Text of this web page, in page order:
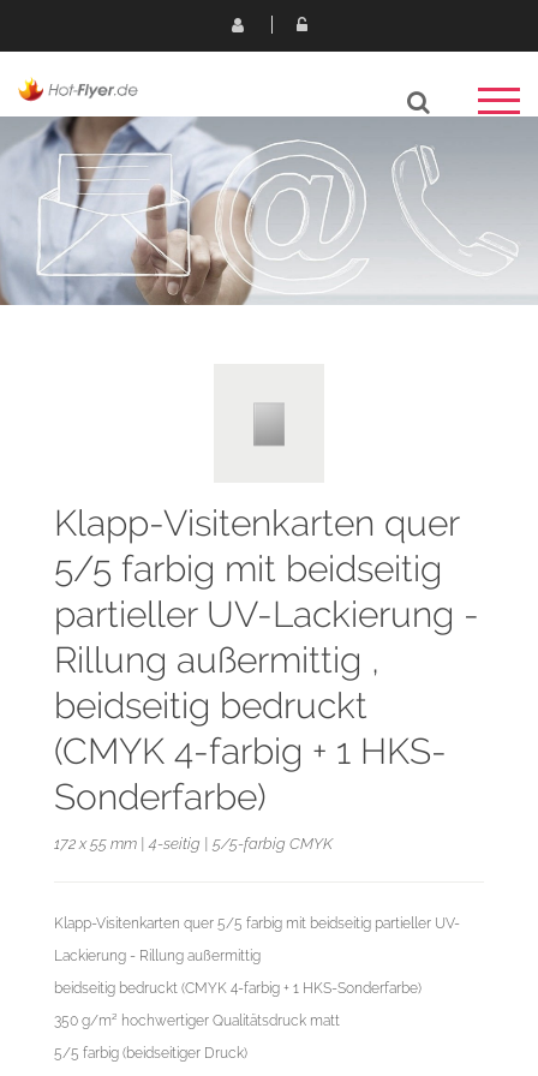
Klapp-Visitenkarten quer
5/5 farbig mit beidseitig
partieller UV-Lackierung -
Rillung außermittig ,
beidseitig bedruckt
(CMYK 4-farbig + 1 HKS-
Sonderfarbe)
172 x 55 mm | 4-seitig | 5/5-farbig CMYK
Klapp-Visitenkarten quer 5/5 farbig mit beidseitig partieller UV-
Lackierung - Rillung außermittig
beidseitig bedruckt (CMYK 4-farbig + 1 HKS-Sonderfarbe)
350 g/m² hochwertiger Qualitätsdruck matt
5/5 farbig (beidseitiger Druck)